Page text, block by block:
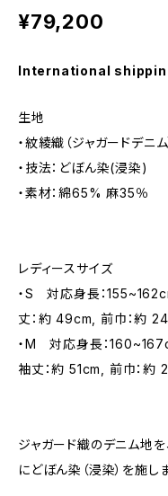
¥79,200
International
生地
・紋綾織（ジャガードデニム
・技法：どぼん染(浸染)
・素材：綿65% 麻35％
レディースサイズ
・S 対応身長：
丈：約 49cm, 前巾：約
・M 対応身長：
袖丈：約 51cm, 前巾：約
ジャガード織のデニム地
にどぼん染（浸染）を施し